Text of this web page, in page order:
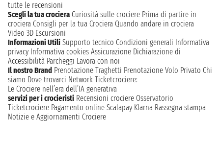
tutte le recensioni
Scegli la tua crociera Curiosità sulle crociere Prima di partire in
crociera Consigli per la tua Crociera Quando andare in crociera
Video 3D Escursioni
Informazioni Utili Supporto tecnico Condizioni generali Informativa
privacy Informativa cookies Assicurazione Dichiarazione di
Accessibilità Parcheggi Lavora con noi
Il nostro Brand Prenotazione Traghetti Prenotazione Volo Privato Chi
siamo Dove trovarci Network Ticketcrociere:
Le Crociere nell’era dell’IA generativa
servizi per i crocieristi Recensioni crociere Osservatorio
Ticketcrociere Pagamento online Scalapay Klarna Rassegna stampa
Notizie e Aggiornamenti Crociere